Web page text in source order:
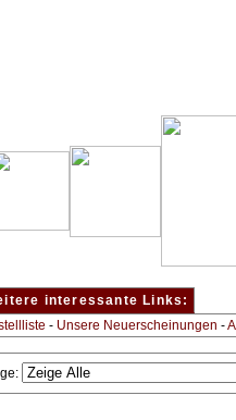
interessante Links:
- Unsere Neuerscheinungen -